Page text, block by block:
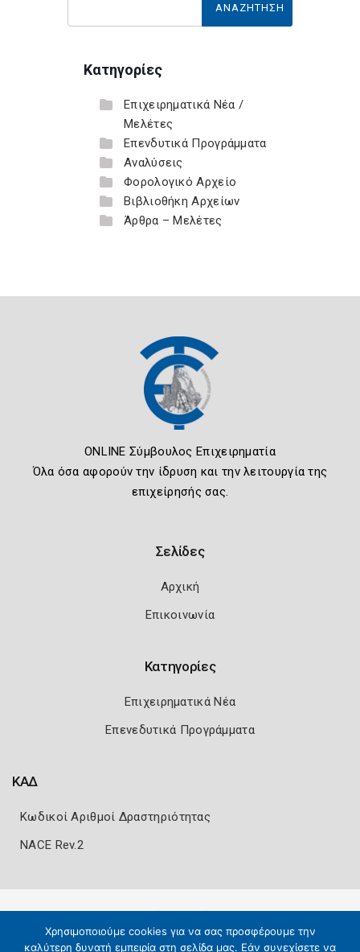
Κατηγορίες
Επιχειρηματικά Νέα /
Μελέτες
Επενδυτικά Προγράμματα
Αναλύσεις
Φορολογικό Αρχείο
Βιβλιοθήκη Αρχείων
Άρθρα – Μελέτες
ONLINE Σύμβουλος Επιχειρηματία
Όλα όσα αφορούν την ίδρυση και την λειτουργία της
επιχείρησής σας.
Σελίδες
Αρχική
Επικοινωνία
Κατηγορίες
Επιχειρηματικά Νέα
Επενεδυτικά Προγράμματα
ΚΑΔ
Κωδικοί Αριθμοί Δραστηριότητας
NACE Rev.2
Χρησιμοποιούμε cookies για να σας προσφέρουμε την
καλύτερη δυνατή εμπειρία στη σελίδα μας. Εάν συνεχίσετε να
Copyright 2026 Knowledge A.E.